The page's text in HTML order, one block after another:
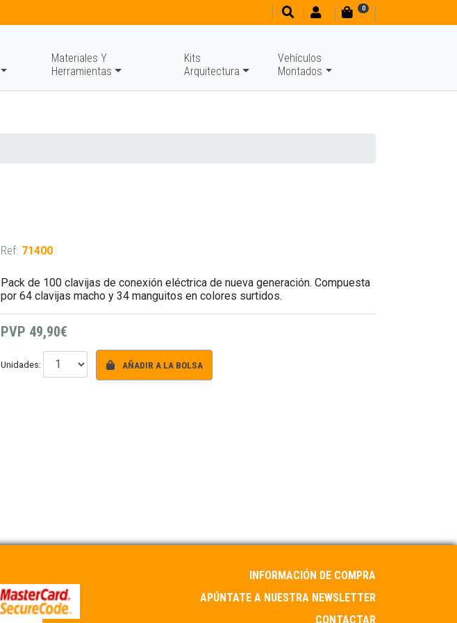
0
Materiales Y
Herramientas
Kits
Arquitectura
Vehículos
Montados
Ref. 71400
Pack de 100 clavijas de conexión eléctrica de nueva generación. Compuesta
por 64 clavijas macho y 34 manguitos en colores surtidos.
PVP 49,90€
Unidades: AÑADIR A LA BOLSA
INFORMACIÓN DE COMPRA
APÚNTATE A NUESTRA NEWSLETTER
CONTACTAR